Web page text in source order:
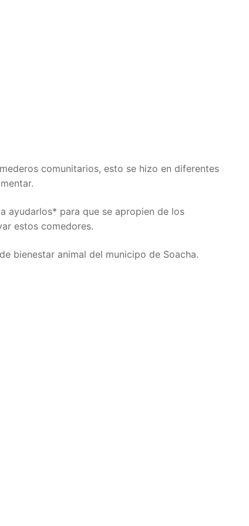
comunitarios, esto se hizo en diferentes
ayudarlos* para que se apropien de los
estos comedores.
bienestar animal del municipo de Soacha.